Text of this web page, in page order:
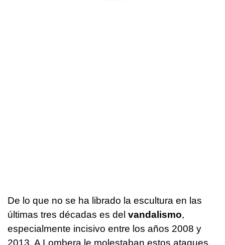
De lo que no se ha librado la escultura en las
últimas tres décadas es del vandalismo,
especialmente incisivo entre los años 2008 y
2013. A Lombera le molestaban estos ataques,